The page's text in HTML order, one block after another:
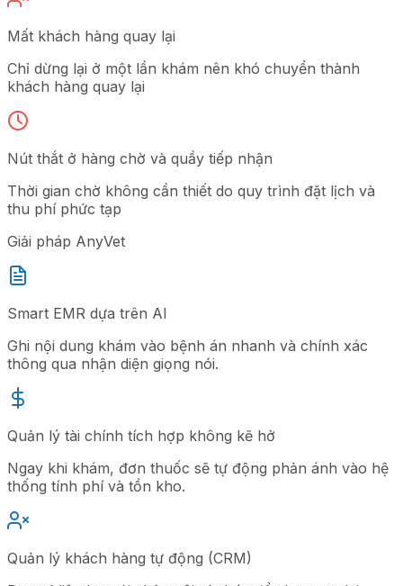
Mất khách hàng quay lại
Chỉ dừng lại ở một lần khám nên khó chuyển thành
khách hàng quay lại
Nút thắt ở hàng chờ và quầy tiếp nhận
Thời gian chờ không cần thiết do quy trình đặt lịch và
thu phí phức tạp
Giải pháp AnyVet
Smart EMR dựa trên AI
Ghi nội dung khám vào bệnh án nhanh và chính xác
thông qua nhận diện giọng nói.
Quản lý tài chính tích hợp không kẽ hở
Ngay khi khám, đơn thuốc sẽ tự động phản ánh vào hệ
thống tính phí và tồn kho.
Quản lý khách hàng tự động (CRM)